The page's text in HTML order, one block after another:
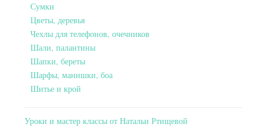
Сумки
Цветы, деревья
Чехлы для телефонов, очечников
Шали, палантины
Шапки, береты
Шарфы, манишки, боа
Шитье и крой
Уроки и мастер классы от Натальи Ртищевой